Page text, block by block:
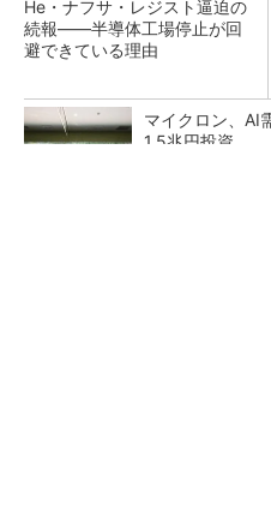
He・ナフサ・レジスト逼迫の
続報――半導体工場停止が回
避できている理由
マイクロン、AI
1.5兆円投資